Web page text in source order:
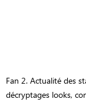
Fan 2. Actualité des
décryptages looks,